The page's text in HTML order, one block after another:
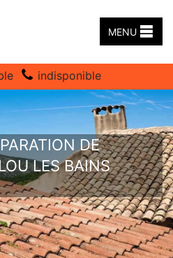
MENU
indisponible
DE
LES BAINS